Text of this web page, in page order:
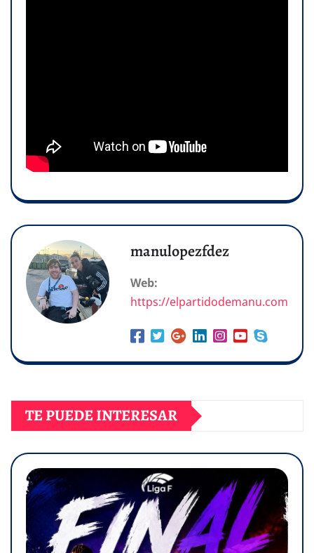
manulopezfdez
Web:
https://elpartidodemanu.com
TE PUEDE INTERESAR